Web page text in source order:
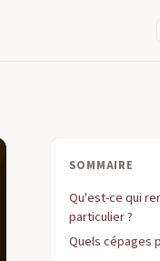
SOMMAIRE
Qu'est-ce qui
particulier ?
Quels cépages